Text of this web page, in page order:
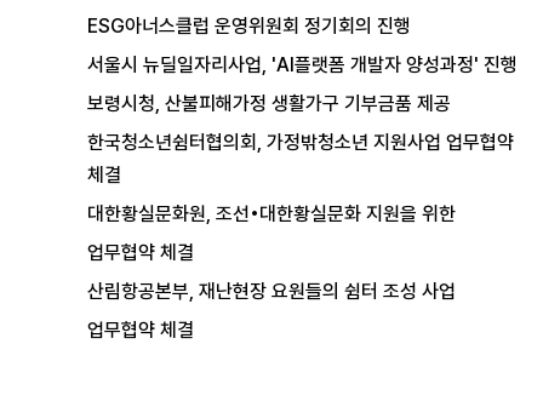
ESG아너스클럽 운영위원회 정기회의 진행
서울시 뉴딜일자리사업, 'AI플랫폼 개발자 양성과정' 진행
보령시청, 산불피해가정 생활가구 기부금품 제공
한국청소년쉼터협의회, 가정밖청소년 지원사업 업무협약
체결
대한황실문화원, 조선•대한황실문화 지원을 위한
업무협약 체결
산림항공본부, 재난현장 요원들의 쉼터 조성 사업
업무협약 체결